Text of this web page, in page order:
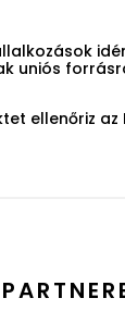
uniós
ellenőriz az